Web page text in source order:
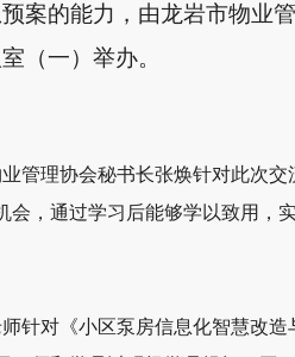
案的能力，由龙岩市物业
（一）举办。
管理协会秘书长张焕针对此次
会，通过学习后能够学以致用，
针对《小区泵房信息化智慧改